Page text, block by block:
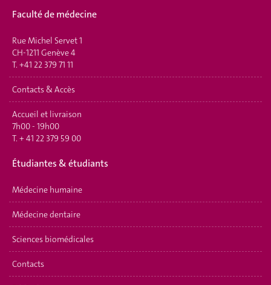
Faculté de médecine
Rue Michel Servet 1
CH-1211 Genève 4
T. +41 22 379 71 11
Contacts & Accès
Accueil et livraison
7h00 - 19h00
T. + 41 22 379 59 00
Étudiantes & étudiants
Médecine humaine
Médecine dentaire
Sciences biomédicales
Contacts